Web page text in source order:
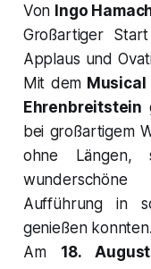
Von Ingo
Großartiger
Applaus und
Mit dem Musical
Ehrenbreitstein
bei großartigem
ohne
Aufführung in
genießen konnten.
Am 18.